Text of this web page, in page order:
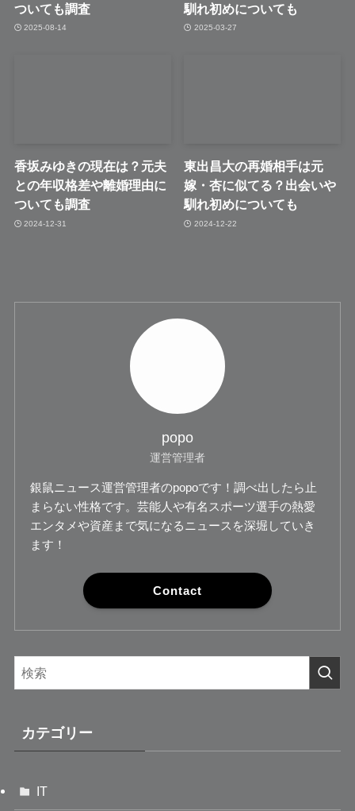
ついても調査
2025-08-14
馴れ初めについても
2025-03-27
香坂みゆきの現在は？元夫
との年収格差や離婚理由に
ついても調査
2024-12-31
東出昌大の再婚相手は元
嫁・杏に似てる？出会いや
馴れ初めについても
2024-12-22
popo
運営管理者
銀鼠ニュース運営管理者のpopoです！調べ出したら止
まらない性格です。芸能人や有名スポーツ選手の熱愛
エンタメや資産まで気になるニュースを深堀していき
ます！
Contact
カテゴリー
IT